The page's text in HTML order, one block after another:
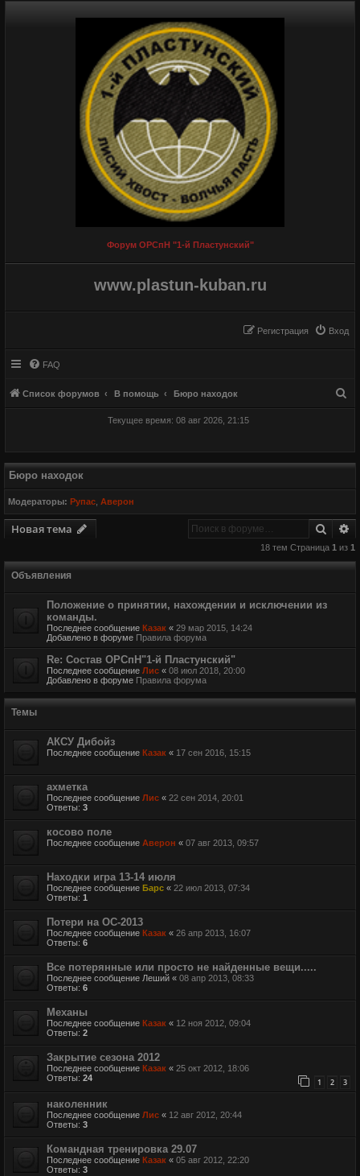
Форум ОРСпН "1-й Пластунский"
www.plastun-kuban.ru
Вход
Регистрация
FAQ
Список форумов В помощь Бюро находок
Текущее время: 08 авг 2026, 21:15
Бюро находок
Модераторы: Рупас ,Аверон
Новая тема Поиск
18 тем Страница 1 из 1
Объявления
Положение о принятии, нахождении и исключении из
команды.
Последнее сообщение Казак « 29 мар 2015, 14:24
Добавлено в форуме Правила форума
Re: Состав ОРСпН"1-й Пластунский"
Последнее сообщение Лис « 08 июл 2018, 20:00
Добавлено в форуме Правила форума
Темы
АКСУ Дибойз
Последнее сообщение Казак « 17 сен 2016, 15:15
ахметка
Последнее сообщение Лис « 22 сен 2014, 20:01
Ответы: 3
косово поле
Последнее сообщение Аверон « 07 авг 2013, 09:57
Находки игра 13-14 июля
Последнее сообщение Барс « 22 июл 2013, 07:34
Ответы: 1
Потери на ОС-2013
Последнее сообщение Казак « 26 апр 2013, 16:07
Ответы: 6
Все потерянные или просто не найденные вещи.....
Последнее сообщение Леший « 08 апр 2013, 08:33
Ответы: 6
Механы
Последнее сообщение Казак « 12 ноя 2012, 09:04
Ответы: 2
Закрытие сезона 2012
Последнее сообщение Казак « 25 окт 2012, 18:06
Ответы: 24 1 2 3
наколенник
Последнее сообщение Лис « 12 авг 2012, 20:44
Ответы: 3
Командная тренировка 29.07
Последнее сообщение Казак « 05 авг 2012, 22:20
Ответы: 3